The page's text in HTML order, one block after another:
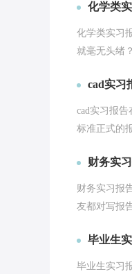
化学类
化学类实习
就毫无头绪
cad实习
cad实习报
标准正式的
财务实
财务实习报
友都对写报
毕业生
毕业生实习